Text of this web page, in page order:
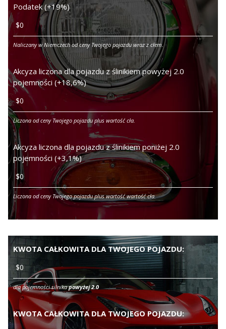
Podatek (+19%)
Naliczany w Niemczech od ceny Twojego pojazdu wraz z cłem.
Akcyza liczona dla pojazdu z ślinikiem powyżej 2.0
pojemności (+18,6%)
Liczona od ceny Twojego pojazdu plus wartość cła.
Akcyza liczona dla pojazdu z ślinikiem poniżej 2.0
pojemności (+3,1%)
Liczona od ceny Twojego pojazdu plus wartość wartość cła.
KWOTA CAŁKOWITA DLA TWOJEGO POJAZDU:
dla pojemności silnikapowyżej 2.0
KWOTA CAŁKOWITA DLA TWOJEGO POJAZDU: